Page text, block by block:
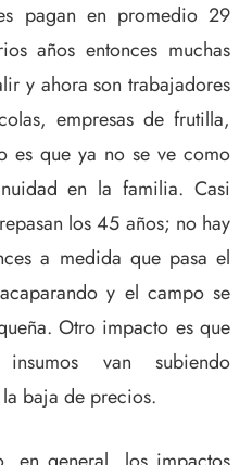
pagan en promedio 29
años entonces muchas
y ahora son trabajadores
empresas de frutilla,
es que ya no se ve como
en la familia. Casi
los 45 años; no hay
a medida que pasa el
y el campo se
Otro impacto es que
van subiendo
baja de precios.